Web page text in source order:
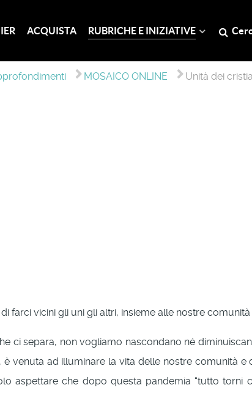
ACQUISTA RUBRICHE E INIZIATIVE
MOSAICO ONLINE Unità dei
vicini gli uni gli altri, insieme alle nostre comunità
ci separa, non vogliamo nascondano né
venuta ad illuminare la vita delle nostre comunità e
aspettare che dopo questa pandemia “tutto torni